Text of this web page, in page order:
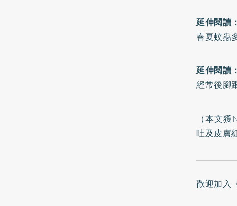
延伸閱讀：
春夏蚊蟲
延伸閱讀：
經常後腳
（本文
吐及皮膚
歡迎加入